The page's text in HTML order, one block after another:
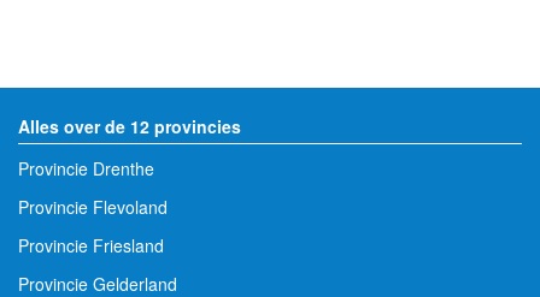
Alles over de 12 provincies
Provincie Drenthe
Provincie Flevoland
Provincie Friesland
Provincie Gelderland